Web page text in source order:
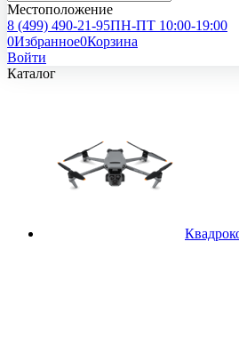
Местоположение
8 (499) 490-21-95ПН-ПТ 10:00-19:00
0Избранное0Корзина
Войти
Каталог